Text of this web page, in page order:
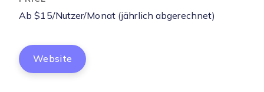
Ab $15/Nutzer/Monat (jährlich abgerechnet)
Website